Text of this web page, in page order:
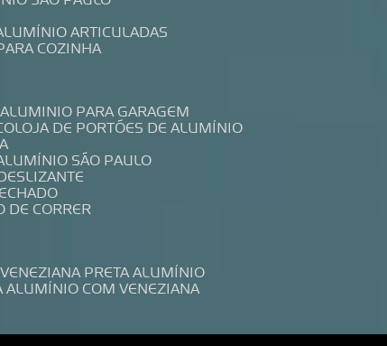
ARTICULADAS
COZINHA
ALUMINIO PARA GARAGEM
LOJA DE PORTÕES DE ALUMÍNIO
SÃO PAULO
DE CORRER
VENEZIANA PRETA ALUMÍNIO
ALUMÍNIO COM VENEZIANA